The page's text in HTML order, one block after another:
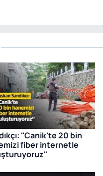
"Canik'te 20 bin
fiber internetle